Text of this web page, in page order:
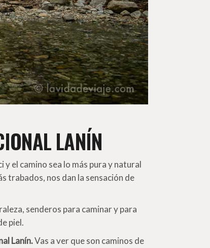
LANÍN
el camino sea lo más pura y natural
trabados, nos dan la sensación de
senderos para caminar y para
piel.
Lanín.Vas a ver que son caminos de